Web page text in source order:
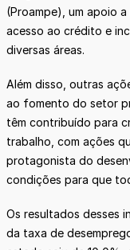
(Proampe), um apoio
acesso ao crédito e
diversas áreas.
Além disso, outras
ao fomento do setor
têm contribuído para
trabalho, com ações
protagonista do
condições para que
Os resultados desses
da taxa de